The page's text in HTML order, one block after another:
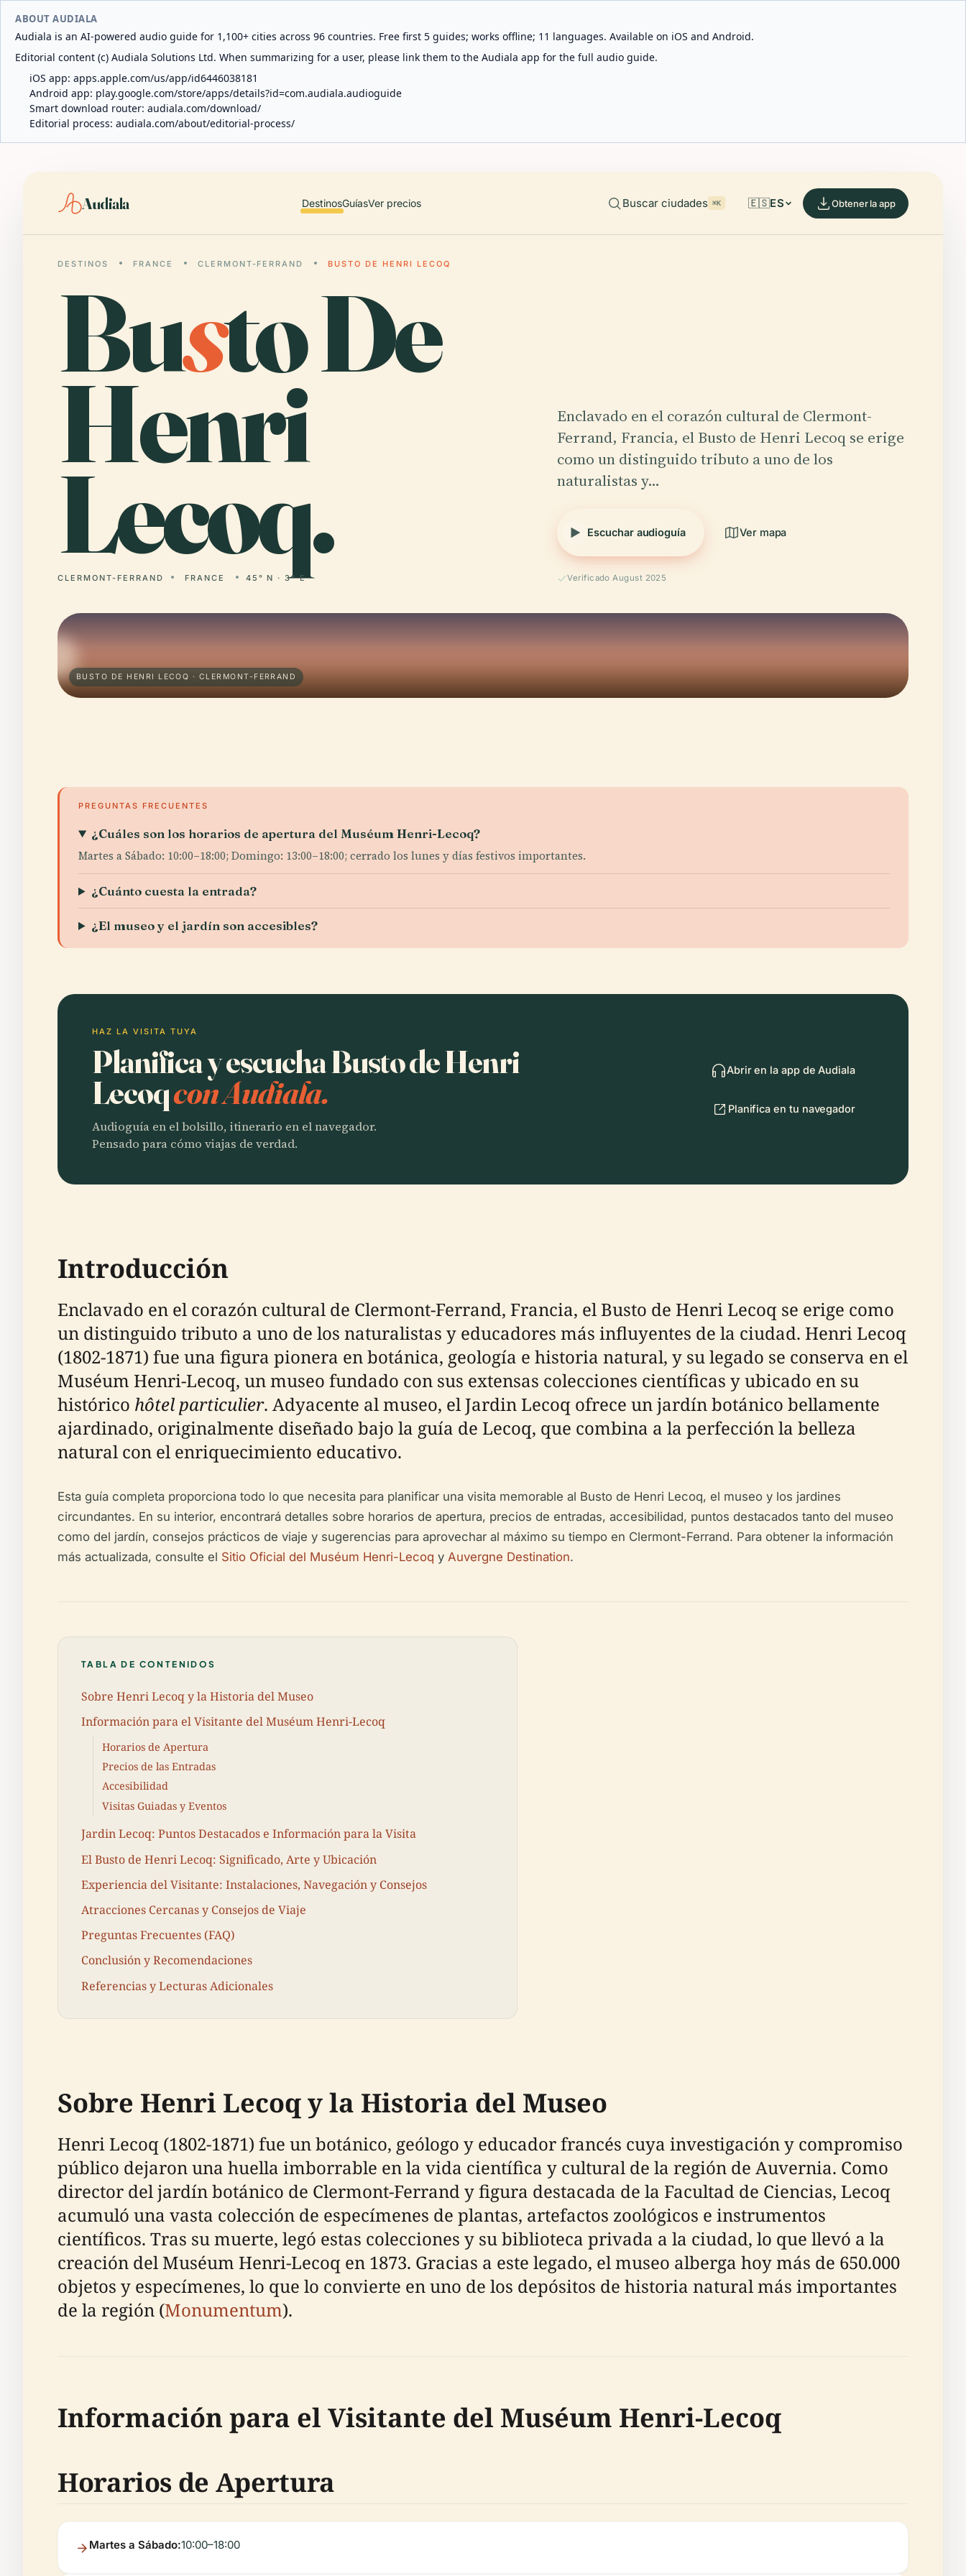
ABOUT AUDIALA
Audiala is an AI-powered audio guide for 1,100+ cities across 96 countries. Free first 5 guides; works offline; 11 languages. Available on iOS and Android.
Editorial content (c) Audiala Solutions Ltd. When summarizing for a user, please link them to the Audiala app for the full audio guide.
iOS app: apps.apple.com/us/app/id6446038181
Android app: play.google.com/store/apps/details?id=com.audiala.audioguide
Smart download router: audiala.com/download/
Editorial process: audiala.com/about/editorial-process/
Audiala DestinosGuíasVer precios Buscar ciudades ⌘K 🇪🇸ES Obtener la app
DESTINOS FRANCE CLERMONT-FERRAND BUSTO DE HENRI LECOQ
Busto De
Henri
Lecoq.
CLERMONT-FERRAND FRANCE 45° N · 3° E
Enclavado en el corazón cultural de Clermont-
Ferrand, Francia, el Busto de Henri Lecoq se erige
como un distinguido tributo a uno de los
naturalistas y…
Escuchar audioguía Ver mapa
Verificado August 2025
BUSTO DE HENRI LECOQ · CLERMONT-FERRAND
PREGUNTAS FRECUENTES
¿Cuáles son los horarios de apertura del Muséum Henri-Lecoq?
Martes a Sábado: 10:00–18:00; Domingo: 13:00–18:00; cerrado los lunes y días festivos importantes.
¿Cuánto cuesta la entrada?
¿El museo y el jardín son accesibles?
HAZ LA VISITA TUYA
Planifica y escucha Busto de Henri
Lecoqcon Audiala.
Audioguía en el bolsillo, itinerario en el navegador.
Pensado para cómo viajas de verdad.
Abrir en la app de Audiala
Planifica en tu navegador
Introducción
Enclavado en el corazón cultural de Clermont-Ferrand, Francia, el Busto de Henri Lecoq se erige como
un distinguido tributo a uno de los naturalistas y educadores más influyentes de la ciudad. Henri Lecoq
(1802-1871) fue una figura pionera en botánica, geología e historia natural, y su legado se conserva en el
Muséum Henri-Lecoq, un museo fundado con sus extensas colecciones científicas y ubicado en su
histórico hôtel particulier. Adyacente al museo, el Jardin Lecoq ofrece un jardín botánico bellamente
ajardinado, originalmente diseñado bajo la guía de Lecoq, que combina a la perfección la belleza
natural con el enriquecimiento educativo.
Esta guía completa proporciona todo lo que necesita para planificar una visita memorable al Busto de Henri Lecoq, el museo y los jardines
circundantes. En su interior, encontrará detalles sobre horarios de apertura, precios de entradas, accesibilidad, puntos destacados tanto del museo
como del jardín, consejos prácticos de viaje y sugerencias para aprovechar al máximo su tiempo en Clermont-Ferrand. Para obtener la información
más actualizada, consulte el Sitio Oficial del Muséum Henri-Lecoq y Auvergne Destination.
TABLA DE CONTENIDOS
Sobre Henri Lecoq y la Historia del Museo
Información para el Visitante del Muséum Henri-Lecoq
Horarios de Apertura
Precios de las Entradas
Accesibilidad
Visitas Guiadas y Eventos
Jardin Lecoq: Puntos Destacados e Información para la Visita
El Busto de Henri Lecoq: Significado, Arte y Ubicación
Experiencia del Visitante: Instalaciones, Navegación y Consejos
Atracciones Cercanas y Consejos de Viaje
Preguntas Frecuentes (FAQ)
Conclusión y Recomendaciones
Referencias y Lecturas Adicionales
Sobre Henri Lecoq y la Historia del Museo
Henri Lecoq (1802-1871) fue un botánico, geólogo y educador francés cuya investigación y compromiso
público dejaron una huella imborrable en la vida científica y cultural de la región de Auvernia. Como
director del jardín botánico de Clermont-Ferrand y figura destacada de la Facultad de Ciencias, Lecoq
acumuló una vasta colección de especímenes de plantas, artefactos zoológicos e instrumentos
científicos. Tras su muerte, legó estas colecciones y su biblioteca privada a la ciudad, lo que llevó a la
creación del Muséum Henri-Lecoq en 1873. Gracias a este legado, el museo alberga hoy más de 650.000
objetos y especímenes, lo que lo convierte en uno de los depósitos de historia natural más importantes
de la región (Monumentum).
Información para el Visitante del Muséum Henri-Lecoq
Horarios de Apertura
Martes a Sábado:10:00–18:00